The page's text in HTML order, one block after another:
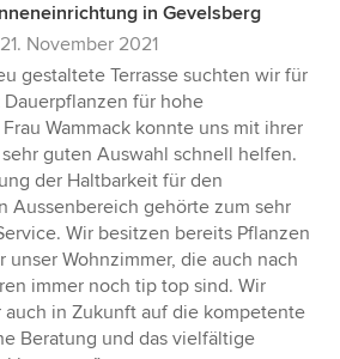
in Gevelsberg
21. November 2021
gestaltete Terrasse suchten wir für
für hohe
Wammack konnte uns mit ihrer
guten Auswahl schnell helfen.
der Haltbarkeit für den
Aussenbereich gehörte zum sehr
Wir besitzen bereits Pflanzen
unser Wohnzimmer, die auch nach
immer noch tip top sind. Wir
auch in Zukunft auf die kompetente
Beratung und das vielfältige